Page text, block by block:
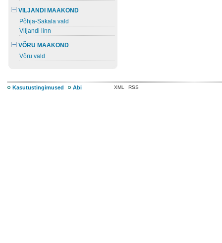
VILJANDI MAAKOND
Põhja-Sakala vald
Viljandi linn
VÕRU MAAKOND
Võru vald
Kasutustingimused Abi XML RSS